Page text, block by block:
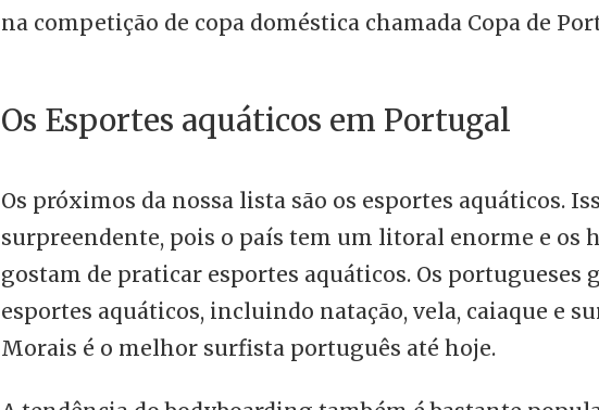
na competição de copa doméstica chamada Copa de
Os Esportes aquáticos em Portugal
Os próximos da nossa lista são os esportes aquáticos.
surpreendente, pois o país tem um litoral enorme e os
gostam de praticar esportes aquáticos. Os portugueses
esportes aquáticos, incluindo natação, vela, caiaque e
Morais é o melhor surfista português até hoje.